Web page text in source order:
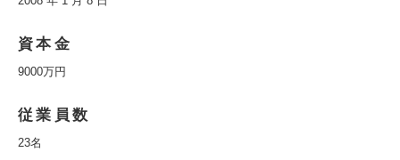
資本金
9000万円
従業員数
23名